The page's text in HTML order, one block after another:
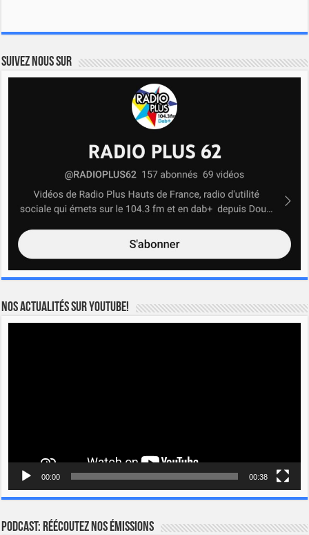
Suivez nous sur
Nos actualités sur YOUTUBE!
00:00 00:38
Podcast: Réécoutez nos émissions